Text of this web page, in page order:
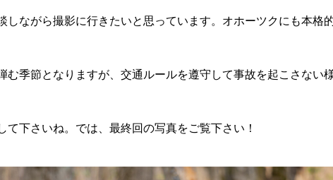
しながら撮影に行きたいと思っています。オホーツクにも本格
む季節となりますが、交通ルールを遵守して事故を起こさない
て下さいね。では、最終回の写真をご覧下さい！